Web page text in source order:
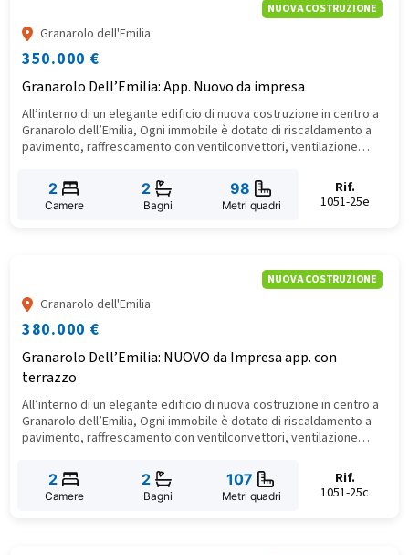
NUOVA COSTRUZIONE
Granarolo dell'Emilia
350.000 €
Granarolo Dell’Emilia: App. Nuovo da impresa
​All’interno di un elegante edificio di nuova costruzione in centro a
Granarolo dell’Emilia, Ogni immobile è dotato di riscaldamento a
pavimento, raffrescamento con ventilconvettori, ventilazione
motorizzate e predisposizione per la ricarica auto elettrica. Inclusi
garage, cantina e posto auto di proprietà. Una casa nuova, pronta
a offrire benessere, silenzio e comfort, in un contesto curato e
2
Camere
2
Bagni
98
Metri quadri
Rif.
1051-25e
NUOVA COSTRUZIONE
Granarolo dell'Emilia
380.000 €
Granarolo Dell’Emilia: NUOVO da Impresa app. con
terrazzo
​All’interno di un elegante edificio di nuova costruzione in centro a
Granarolo dell’Emilia, Ogni immobile è dotato di riscaldamento a
pavimento, raffrescamento con ventilconvettori, ventilazione
motorizzate e predisposizione per la ricarica auto elettrica.
Incluso posto auto di proprietà. Volendo garage e cantina ciclabile.
Una casa nuova, pronta a offrire benessere, silenzio e comfort, in
2
Camere
2
Bagni
107
Metri quadri
Rif.
1051-25c